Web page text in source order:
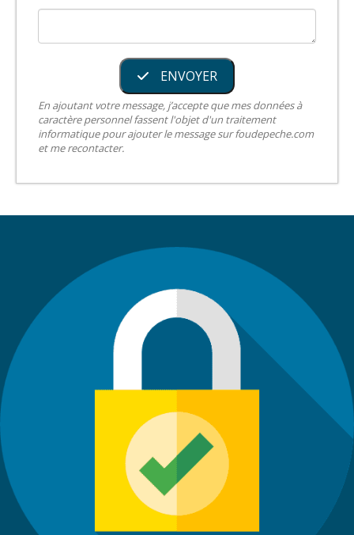
ENVOYER
En ajoutant votre message, j’accepte que mes données à
caractère personnel fassent l'objet d'un traitement
informatique pour ajouter le message sur foudepeche.com
et me recontacter.